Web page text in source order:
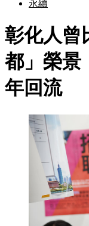
永續
彰化人曾
都」榮景
年回流